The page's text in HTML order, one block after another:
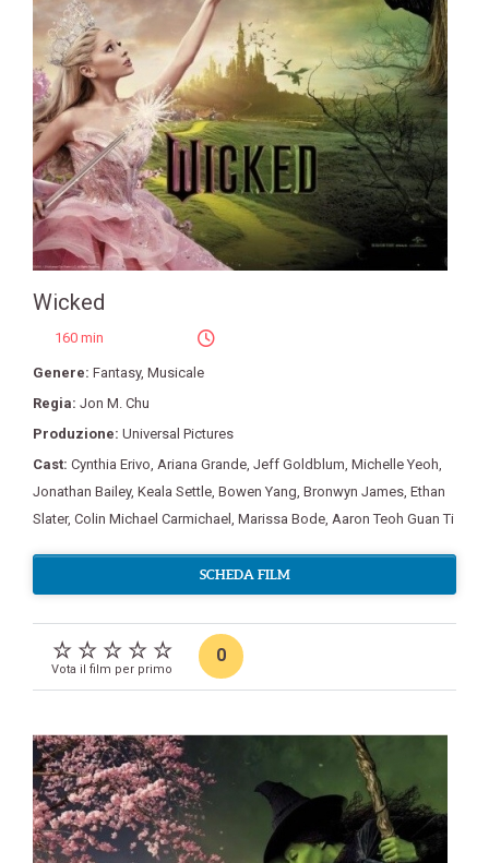
Wicked
160 min
Genere: Fantasy, Musicale
Regia: Jon M. Chu
Produzione: Universal Pictures
Cast: Cynthia Erivo Ariana Grande Jeff Goldblum Michelle Yeoh
Jonathan Bailey, Keala Settle Bowen Yang Bronwyn James Ethan
Slater, Colin Michael Carmichael Marissa Bode Aaron Teoh Guan Ti
SCHEDA FILM
Vota il film per primo
0